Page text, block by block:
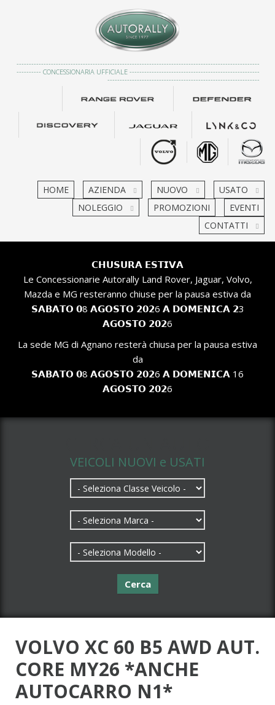
---------------------------------------------------------------------------------------------------
---------- CONCESSIONARIA UFFICIALE -----------------------------------------------------
--------------------------------------------------------------
HOME AZIENDA NUOVO
USATO
NOLEGGIO
PROMOZIONI
EVENTI
CONTATTI
𝗖𝗛𝗨𝗦𝗨𝗥𝗔 𝗘𝗦𝗧𝗜𝗩𝗔
Le Concessionarie Autorally Land Rover, Jaguar, Volvo,
Mazda e MG resteranno chiuse per la pausa estiva da
𝗦𝗔𝗕𝗔𝗧𝗢 𝟬8 𝗔𝗚𝗢𝗦𝗧𝗢 𝟮𝟬𝟮6 𝗔 𝗗𝗢𝗠𝗘𝗡𝗜𝗖𝗔 𝟮3
𝗔𝗚𝗢𝗦𝗧𝗢 𝟮𝟬𝟮6
La sede MG di Agnano resterà chiusa per la pausa estiva
da
𝗦𝗔𝗕𝗔𝗧𝗢 𝟬8 𝗔𝗚𝗢𝗦𝗧𝗢 𝟮𝟬𝟮6 𝗔 𝗗𝗢𝗠𝗘𝗡𝗜𝗖𝗔 16
𝗔𝗚𝗢𝗦𝗧𝗢 𝟮𝟬𝟮6
VEICOLI NUOVI e USATI
Cerca
VOLVO XC 60 B5 AWD AUT.
CORE MY26 *ANCHE
AUTOCARRO N1*